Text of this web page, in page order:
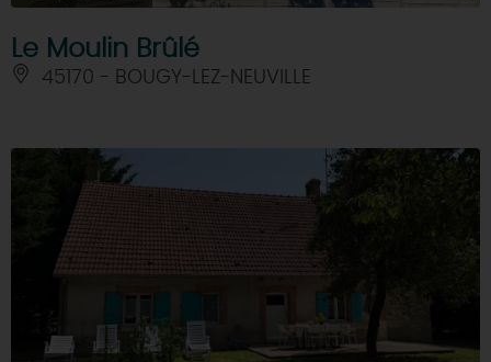
Le Moulin Brûlé
45170 - BOUGY-LEZ-NEUVILLE